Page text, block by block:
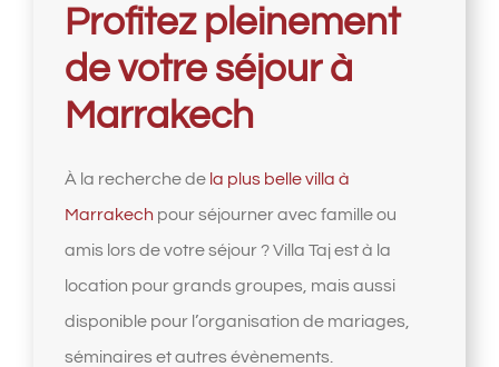
Profitez pleinement
de votre séjour à
Marrakech
À la recherche de la plus belle villa à
Marrakech pour séjourner avec famille ou
amis lors de votre séjour ? Villa Taj est à la
location pour grands groupes, mais aussi
disponible pour l’organisation de mariages,
séminaires et autres évènements.